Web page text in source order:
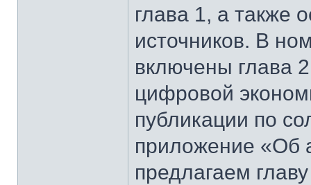
глава 1, а также
источников. В
включены глава
цифровой
публикации по
приложение «Об
предлагаем